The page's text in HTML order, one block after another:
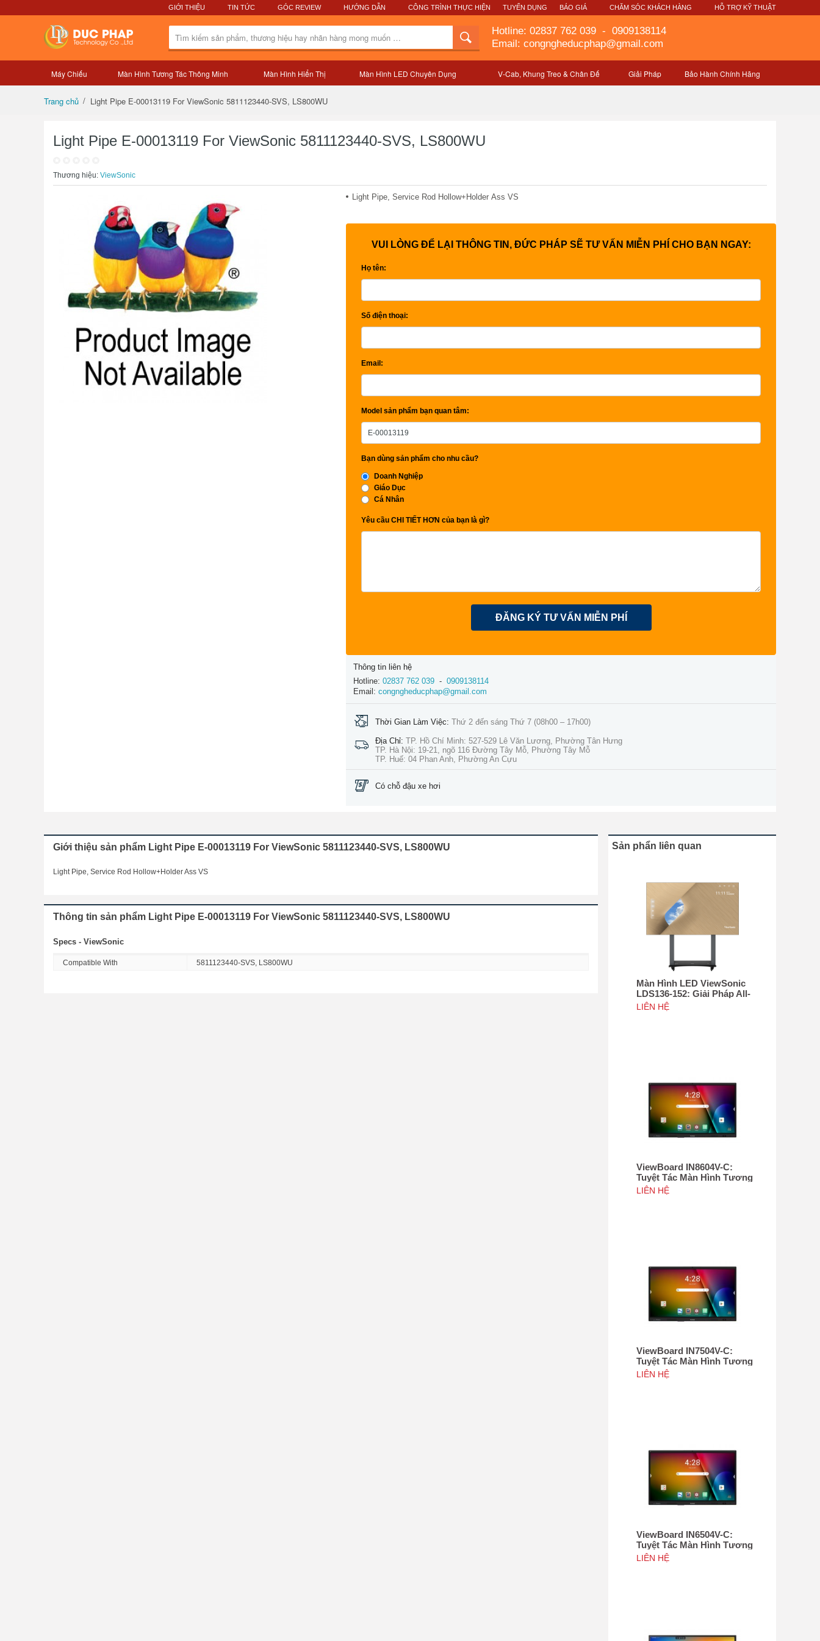
GIỚI THIỆU TIN TỨC GÓC REVIEW HƯỚNG DẪN CÔNG TRÌNH THỰC HIỆN TUYỂN DỤNG BÁO GIÁ CHĂM SÓC KHÁCH HÀNG HỖ TRỢ KỸ THUẬT
Hotline: 02837 762 039 - 0909138114
Email: congngheducphap@gmail.com
Tổng quan sản phẩm Mô tả sản phẩm
Máy Chiếu Màn Hình Tương Tác Thông Minh Màn Hình Hiển Thị Màn Hình LED Chuyên Dụng V-Cab, Khung Treo & Chân Đế Giải Pháp Bảo Hành Chính Hãng
Trang chủ Light Pipe E-00013119 For ViewSonic 5811123440-SVS, LS800WU
Light Pipe E-00013119 For ViewSonic 5811123440-SVS, LS800WU
Thương hiệu: ViewSonic
Light Pipe, Service Rod Hollow+Holder Ass VS
VUI LÒNG ĐỂ LẠI THÔNG TIN, ĐỨC PHÁP SẼ TƯ VẤN MIỄN PHÍ CHO BẠN NGAY:
Họ tên:
Số điện thoại:
Email:
Model sản phẩm bạn quan tâm:
Bạn dùng sản phẩm cho nhu cầu?
Doanh Nghiệp
Giáo Dục
Cá Nhân
Yêu cầu CHI TIẾT HƠN của bạn là gì?
ĐĂNG KÝ TƯ VẤN MIỄN PHÍ
Thông tin liên hệ
Hotline: 02837 762 039 - 0909138114
Email: congngheducphap@gmail.com
Thời Gian Làm Việc: Thứ 2 đến sáng Thứ 7 (08h00 – 17h00)
Địa Chỉ: TP. Hồ Chí Minh: 527-529 Lê Văn Lương, Phường Tân Hưng
TP. Hà Nội: 19-21, ngõ 116 Đường Tây Mỗ, Phường Tây Mỗ
TP. Huế: 04 Phan Anh, Phường An Cựu
Có chỗ đậu xe hơi
Giới thiệu sản phẩm Light Pipe E-00013119 For ViewSonic 5811123440-SVS, LS800WU
Light Pipe, Service Rod Hollow+Holder Ass VS
Thông tin sản phẩm Light Pipe E-00013119 For ViewSonic 5811123440-SVS, LS800WU
Specs - ViewSonic
Compatible With 5811123440-SVS, LS800WU
Sản phẩn liên quan
Màn Hình LED ViewSonic
LDS136-152: Giải Pháp All-
in-One Di Động Hàng Đầu
LIÊN HỆ
ViewBoard IN8604V-C:
Tuyệt Tác Màn Hình Tương
Tác 86", Tích hợp camera
4K độ phân giải 50MP, NFC
LIÊN HỆ
ViewBoard IN7504V-C:
Tuyệt Tác Màn Hình Tương
Tác 75", Tích hợp camera
4K độ phân giải 50MP, NFC
LIÊN HỆ
ViewBoard IN6504V-C:
Tuyệt Tác Màn Hình Tương
Tác 65inch, Tích hợp
camera 4K độ phân giải
LIÊN HỆ